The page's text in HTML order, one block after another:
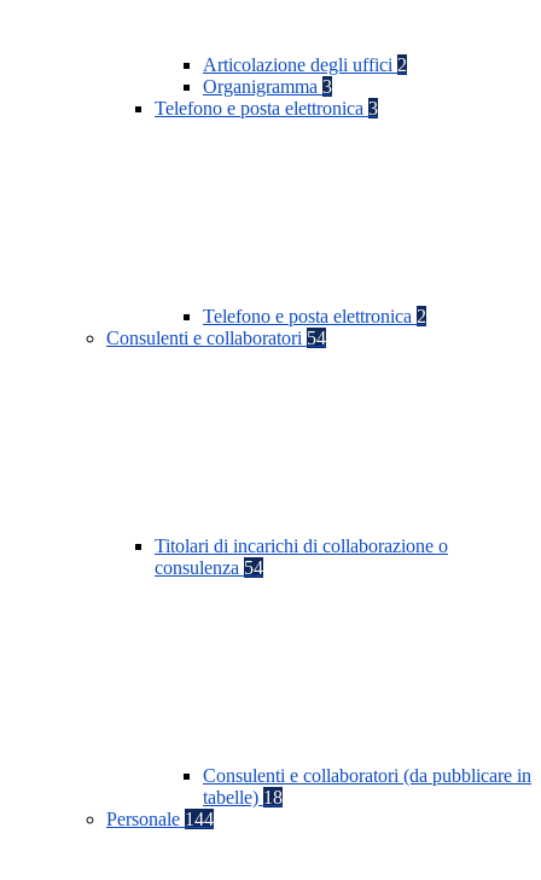
Articolazione degli uffici 2
Organigramma 3
Telefono e posta elettronica 3
Telefono e posta elettronica 2
Consulenti e collaboratori 54
Titolari di incarichi di collaborazione o
consulenza 54
Consulenti e collaboratori (da pubblicare in
tabelle) 18
Personale 144